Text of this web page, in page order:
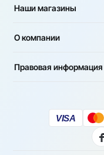
Наши магазины
О компании
Правовая информация
VISA